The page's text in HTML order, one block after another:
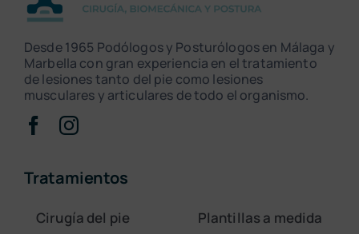
Desde 1965 Podólogos y Posturólogos en Málaga y
Marbella con gran experiencia en el tratamiento
de lesiones tanto del pie como lesiones
musculares y articulares de todo el organismo.
Tratamientos
Cirugía del pie
Plantillas a medida